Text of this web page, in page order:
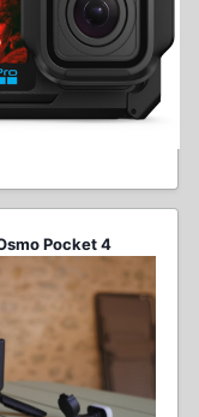
Pocket 4